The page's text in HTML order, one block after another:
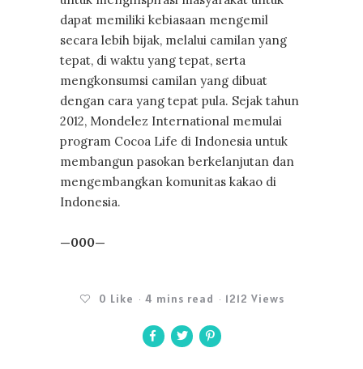
dapat memiliki kebiasaan mengemil
secara lebih bijak, melalui camilan yang
tepat, di waktu yang tepat, serta
mengkonsumsi camilan yang dibuat
dengan cara yang tepat pula. Sejak tahun
2012, Mondelez International memulai
program Cocoa Life di Indonesia untuk
membangun pasokan berkelanjutan dan
mengembangkan komunitas kakao di
Indonesia.
—000—
0 Like 4 mins read 1212 Views